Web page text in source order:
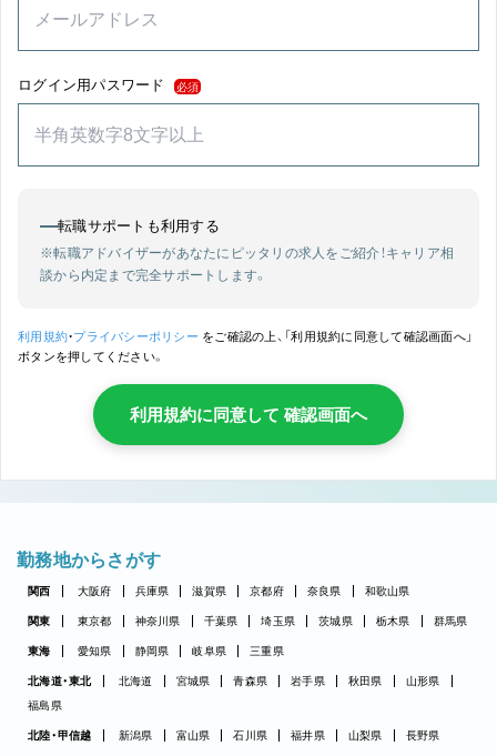
ログイン用パスワード 必須
転職サポートも利用する
※転職アドバイザーがあなたにピッタリの求人をご紹介！キャリア相
談から内定まで完全サポートします。
利用規約・プライバシーポリシー をご確認の上、「利用規約に同意して確認画面へ」
ボタンを押してください。
利用規約に同意して 確認画面へ
勤務地からさがす
関西 大阪府 兵庫県 滋賀県 京都府 奈良県 和歌山県
関東 東京都 神奈川県 千葉県 埼玉県 茨城県 栃木県 群馬県
東海 愛知県 静岡県 岐阜県 三重県
北海道・東北 北海道 宮城県 青森県 岩手県 秋田県
山形県
福島県
北陸・甲信越 新潟県 富山県 石川県 福井県 山梨県 長野県